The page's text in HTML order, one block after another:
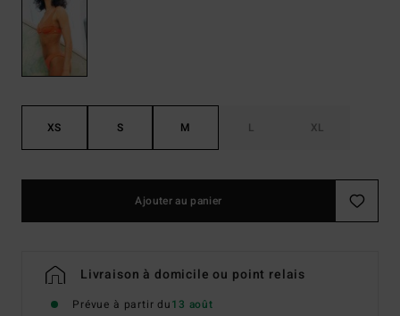
XS S M L XL
Ajouter au panier
Livraison à domicile ou point relais
Prévue à partir du13 août